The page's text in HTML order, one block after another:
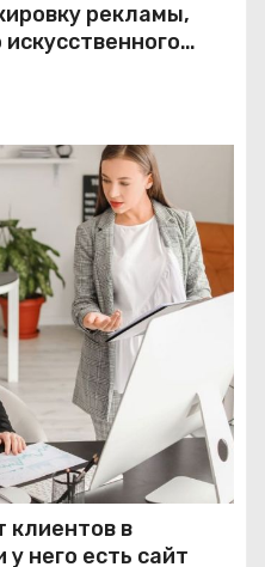
рекламы,
клиентов в
него есть сайт